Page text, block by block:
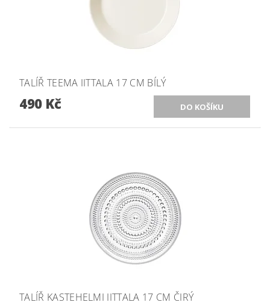
TALÍŘ TEEMA IITTALA 17 CM BÍLÝ
490 Kč
TALÍŘ KASTEHELMI IITTALA 17 CM ČIRÝ